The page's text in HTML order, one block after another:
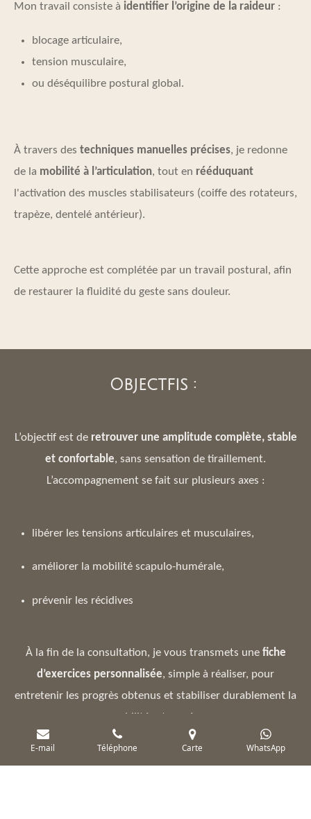
Mon travail consiste à identifier l’origine de la raideur :
blocage articulaire,
tension musculaire,
ou déséquilibre postural global.
À travers des techniques manuelles précises, je redonne
de la mobilité à l’articulation, tout en rééduquant
l'activation des muscles stabilisateurs (coiffe des rotateurs,
trapèze, dentelé antérieur).
Cette approche est complétée par un travail postural, afin
de restaurer la fluidité du geste sans douleur.
Objectfis :
L’objectif est de retrouver une amplitude complète, stable
et confortable, sans sensation de tiraillement.
L’accompagnement se fait sur plusieurs axes :
libérer les tensions articulaires et musculaires,
améliorer la mobilité scapulo-humérale,
prévenir les récidives
À la fin de la consultation, je vous transmets une fiche
d’exercices personnalisée, simple à réaliser, pour
entretenir les progrès obtenus et stabiliser durablement la
mobilité retrouvée.
E-mail Téléphone Carte WhatsApp